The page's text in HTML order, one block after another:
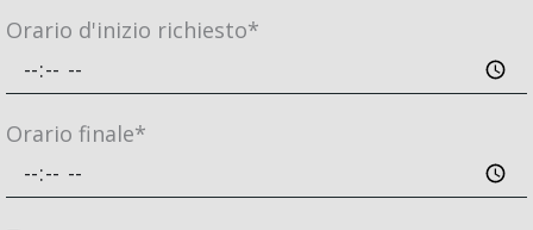
Orario d'inizio richiesto*
Orario finale*